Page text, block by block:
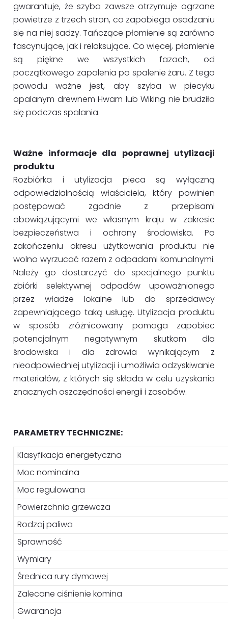
gwarantuje, że szyba zawsze otrzymuje ogrzane
powietrze z trzech stron, co zapobiega osadzaniu
się na niej sadzy. Tańczące płomienie są zarówno
fascynujące, jak i relaksujące. Co więcej, płomienie
są piękne we wszystkich fazach, od
początkowego zapalenia po spalenie żaru. Z tego
powodu ważne jest, aby szyba w piecyku
opalanym drewnem Hwam lub Wiking nie brudziła
się podczas spalania.
Ważne informacje dla poprawnej utylizacji
produktu
Rozbiórka i utylizacja pieca są wyłączną
odpowiedzialnością właściciela, który powinien
postępować zgodnie z przepisami
obowiązującymi we własnym kraju w zakresie
bezpieczeństwa i ochrony środowiska. Po
zakończeniu okresu użytkowania produktu nie
wolno wyrzucać razem z odpadami komunalnymi.
Należy go dostarczyć do specjalnego punktu
zbiórki selektywnej odpadów upoważnionego
przez władze lokalne lub do sprzedawcy
zapewniającego taką usługę. Utylizacja produktu
w sposób zróżnicowany pomaga zapobiec
potencjalnym negatywnym skutkom dla
środowiska i dla zdrowia wynikającym z
nieodpowiedniej utylizacji i umożliwia odzyskiwanie
materiałów, z których się składa w celu uzyskania
znacznych oszczędności energii i zasobów.
PARAMETRY TECHNICZNE:
Klasyfikacja energetyczna
Moc nominalna
Moc regulowana
Powierzchnia grzewcza
Rodzaj paliwa
Sprawność
Wymiary
Średnica rury dymowej
Zalecane ciśnienie komina
Gwarancja